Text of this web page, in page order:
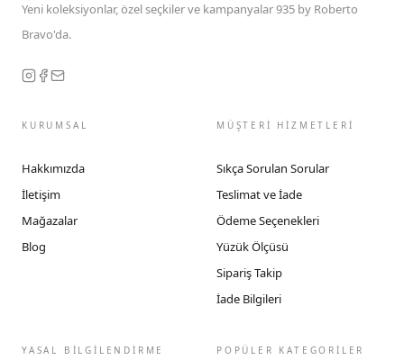
Yeni koleksiyonlar, özel seçkiler ve kampanyalar 935 by Roberto
Bravo'da.
KURUMSAL
Hakkımızda
İletişim
Mağazalar
Blog
MÜŞTERİ HİZMETLERİ
Sıkça Sorulan Sorular
Teslimat ve İade
Ödeme Seçenekleri
Yüzük Ölçüsü
Sipariş Takip
İade Bilgileri
YASAL BİLGİLENDİRME POPÜLER KATEGORİLER